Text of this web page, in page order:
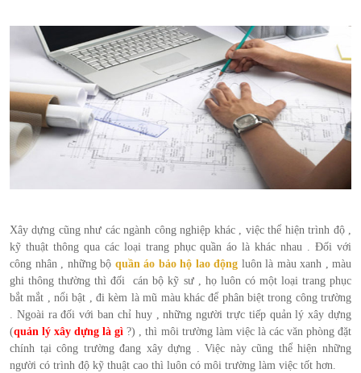
Xây dựng cũng như các ngành công nghiệp khác , việc thể hiện trình độ ,
kỹ thuật thông qua các loại trang phục quần áo là khác nhau . Đối với
công nhân , những bộ quần áo bảo hộ lao động luôn là màu xanh , màu
ghi thông thường thì đối cán bộ kỹ sư , họ luôn có một loại trang phục
bắt mắt , nổi bật , đi kèm là mũ màu khác để phân biệt trong công trường
. Ngoài ra đối với ban chỉ huy , những người trực tiếp quản lý xây dựng
(quản lý xây dựng là gì ?) , thì môi trường làm việc là các văn phòng đặt
chính tại công trường đang xây dựng . Việc này cũng thể hiện những
người có trình độ kỹ thuật cao thì luôn có môi trường làm việc tốt hơn.